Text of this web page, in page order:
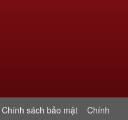
Chính sách bảo mật
Chính